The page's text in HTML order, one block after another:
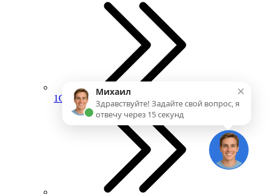
1С:ИТС ×
Михаил
Здравствуйте! Задайте свой вопрос, я
отвечу через 15 секунд